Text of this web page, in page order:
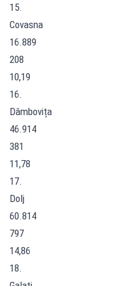
15.
Covasna
16.889
208
10,19
16.
Dâmbovița
46.914
381
11,78
17.
Dolj
60.814
797
14,86
18.